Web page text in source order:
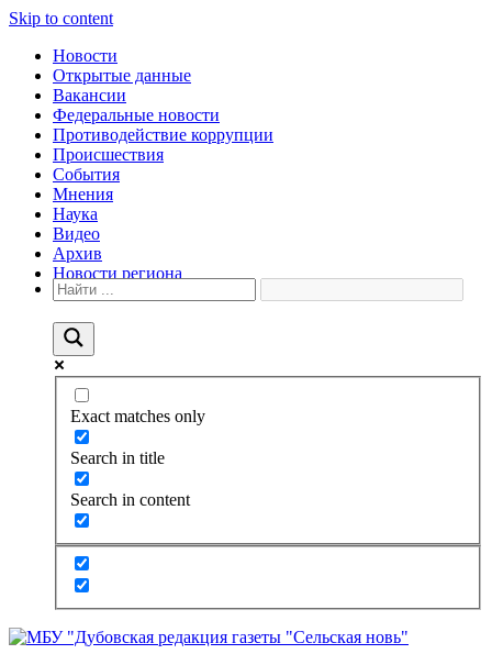
Skip to content
Новости
Открытые данные
Вакансии
Федеральные новости
Противодействие коррупции
Происшествия
События
Мнения
Наука
Видео
Архив
Новости региона
Exact matches only
Search in title
Search in content